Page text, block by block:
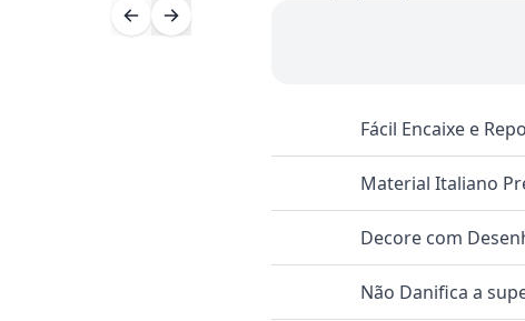
Fácil Encaixe e
Material Italiano
Decore com
Não Danifica a